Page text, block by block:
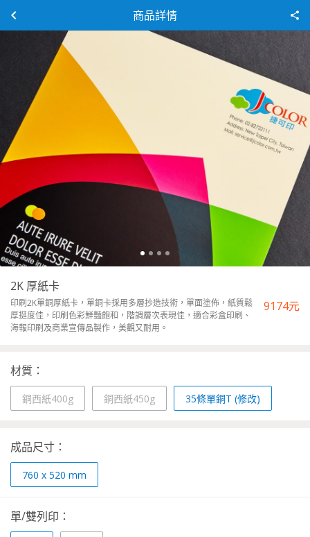
商品詳情
2K 厚紙卡
印刷2K單銅厚紙卡，單銅卡採用多層抄造技術，單面塗佈，紙質鬆
厚挺度佳，印刷色彩鮮豔飽和，階調層次表現佳，適合彩盒印刷、
海報印刷及商業宣傳品製作，美觀又耐用。
9174元
材質：
銅西紙400g 銅西紙450g 35條單銅T (修改)
成品尺寸：
760 x 520 mm
單/雙列印：